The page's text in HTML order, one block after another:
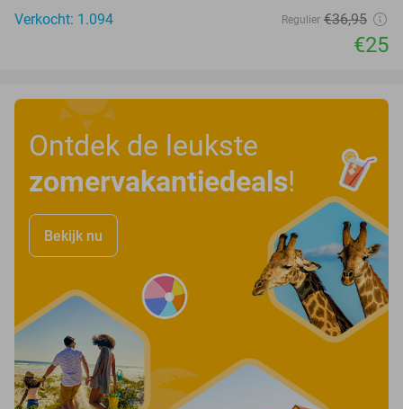
Verkocht: 1.094
Regulier €36,95
€25
Ontdek de leukste
zomervakantiedeals!
Bekijk nu